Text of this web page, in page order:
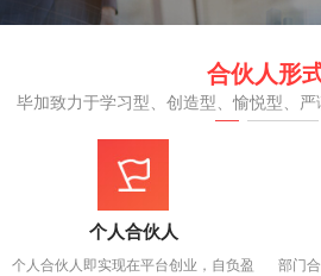
合伙人形
毕加致力于学习型、创造型、愉悦型、严
个人合伙人
个人合伙人即实现在平台创业，自负盈
部门